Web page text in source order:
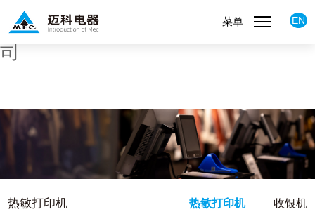
维多利亚老品牌vic(集团)股份有限公
司
EN
菜单
热敏打印机 热敏打印机 收银机